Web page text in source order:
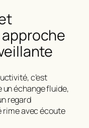
c’est
échange fluide,
regard
avec écoute